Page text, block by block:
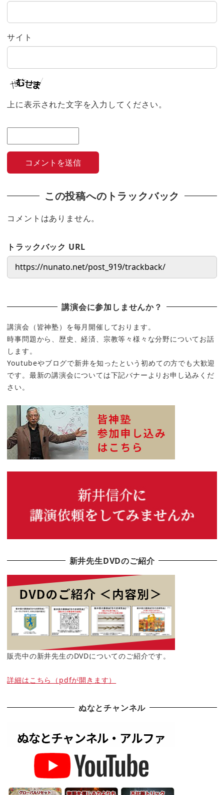
サイト
上に表示された文字を入力してください。
この投稿へのトラックバック
コメントはありません。
トラックバック URL
講演会に参加しませんか？
講演会（皆神塾）を毎月開催しております。
時事問題から、歴史、経済、宗教等々様々な分野についてお話
します。
Youtubeやブログで新井を知ったという初めての方でも大歓迎
です。最新の講演会については下記バナーよりお申し込みくだ
さい。
新井先生DVDのご紹介
販売中の新井先生のDVDについてのご紹介です。
詳細はこちら（pdfが開きます）
ぬなとチャンネル